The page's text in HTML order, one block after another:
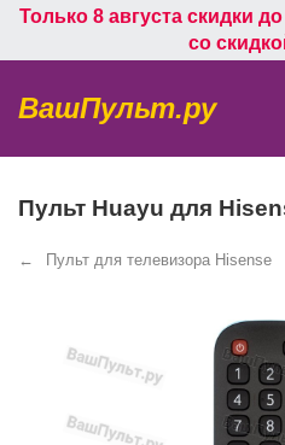
Только 8 августа скидки
со
ВашПульт.ру
Пульт Huayu для
Пульт для телевизора Hisense